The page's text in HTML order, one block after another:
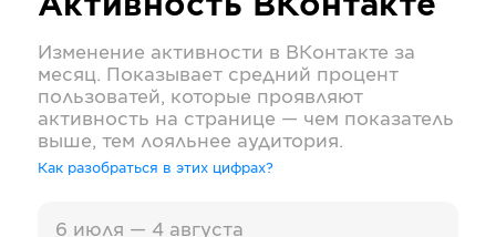
Активность ВКонтакте
Изменение активности в ВКонтакте за
месяц. Показывает средний процент
пользоватей, которые проявляют
активность на странице — чем показатель
выше, тем лояльнее аудитория.
Как разобраться в этих цифрах?
6 июля — 4 августа